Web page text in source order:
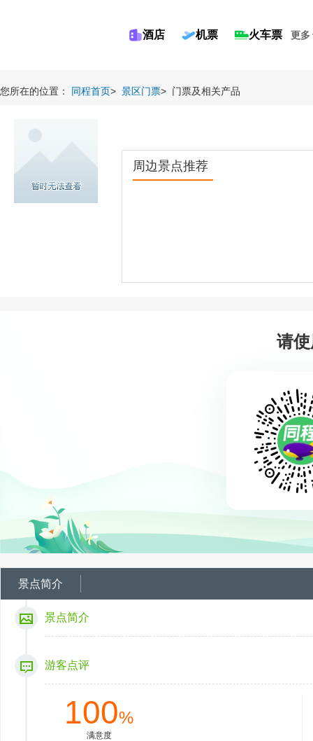
酒店 机票 火车票 更多
您所在的位置： 同程首页> 景区门票> 门票及相关产品
周边景点推荐
请
景点简介
景点简介
游客点评
100%
满意度